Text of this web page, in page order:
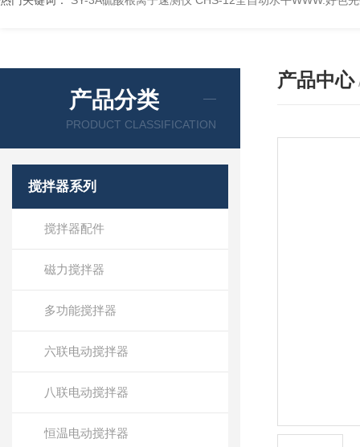
产品分类
PRODUCT CLASSIFICATION
搅拌器系列
搅拌器配件
磁力搅拌器
多功能搅拌器
六联电动搅拌器
八联电动搅拌器
恒温电动搅拌器
产品中心